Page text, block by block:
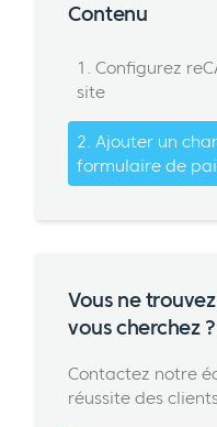
Contenu
1. Configurez
site
2. Ajouter un
formulaire de
Vous ne
vous cherchez ?
Contactez notre
réussite des